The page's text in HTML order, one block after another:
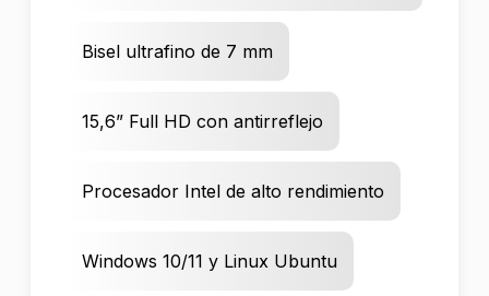
Bisel ultrafino de 7 mm
15,6” Full HD con antirreflejo
Procesador Intel de alto rendimiento
Windows 10/11 y Linux Ubuntu